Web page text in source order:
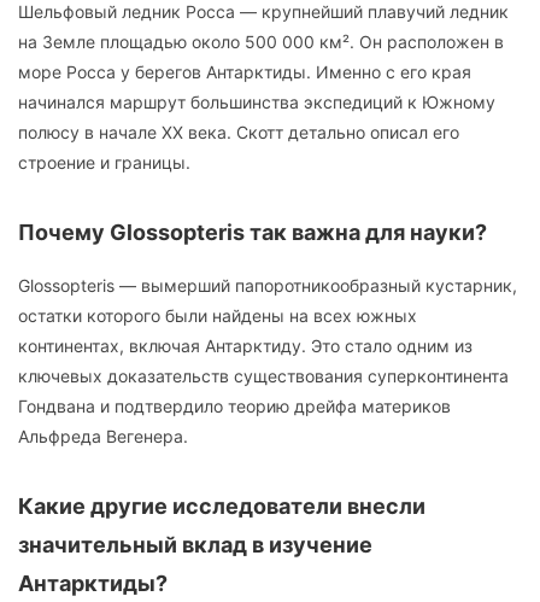
Шельфовый ледник Росса — крупнейший плавучий ледник
на Земле площадью около 500 000 км². Он расположен в
море Росса у берегов Антарктиды. Именно с его края
начинался маршрут большинства экспедиций к Южному
полюсу в начале XX века. Скотт детально описал его
строение и границы.
Почему Glossopteris так важна для науки?
Glossopteris — вымерший папоротникообразный кустарник,
остатки которого были найдены на всех южных
континентах, включая Антарктиду. Это стало одним из
ключевых доказательств существования суперконтинента
Гондвана и подтвердило теорию дрейфа материков
Альфреда Вегенера.
Какие другие исследователи внесли
значительный вклад в изучение
Антарктиды?